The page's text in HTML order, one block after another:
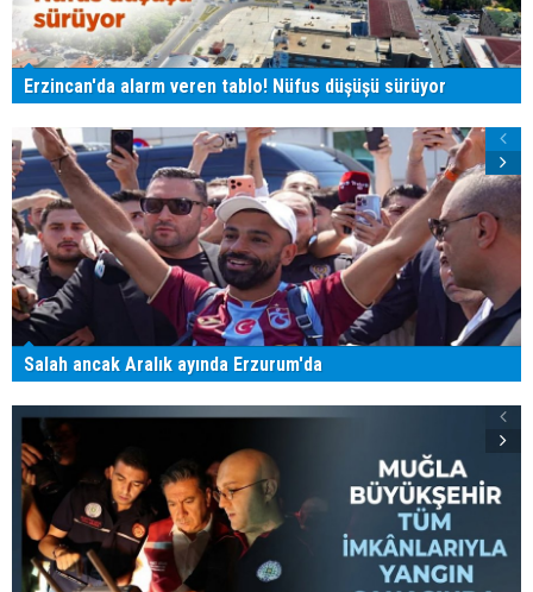
Erzincan'da alarm veren tablo! Nüfus düşüşü sürüyor
Salah ancak Aralık ayında Erzurum'da